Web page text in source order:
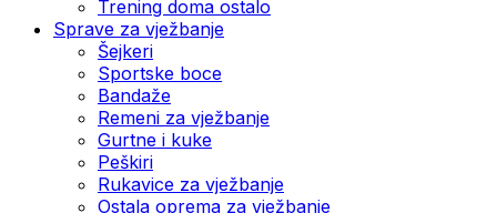
Trening doma ostalo
Sprave za vježbanje
Šejkeri
Sportske boce
Bandaže
Remeni za vježbanje
Gurtne i kuke
Peškiri
Rukavice za vježbanje
Ostala oprema za vježbanje